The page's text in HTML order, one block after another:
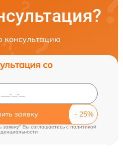
консультацию
со
заявку
заявку" Вы соглашаетесь cполитикой